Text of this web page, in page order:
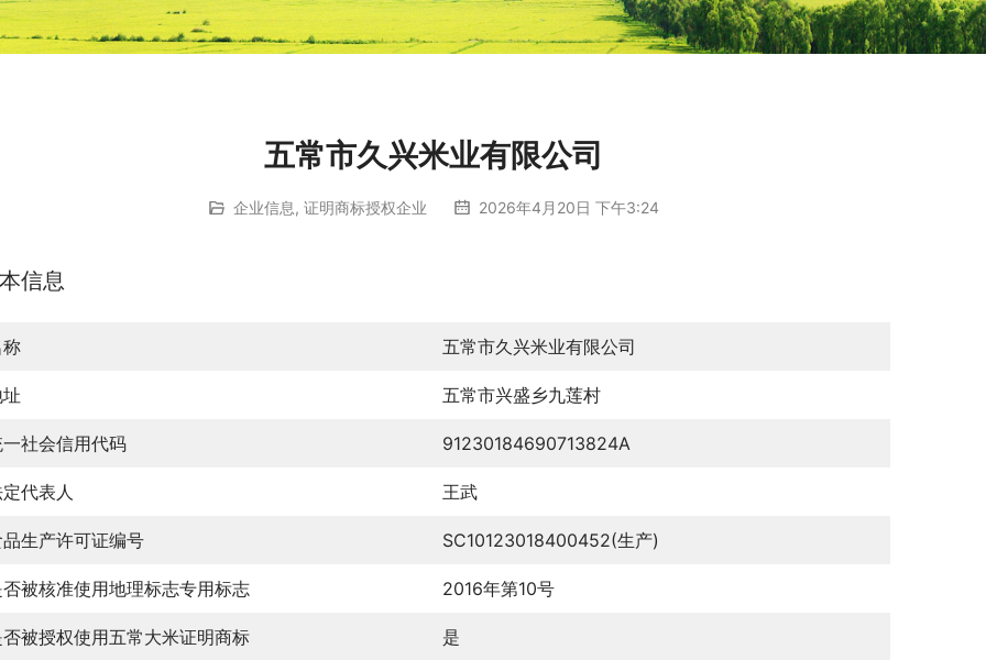
五常市久兴米业有限公司
企业信息, 证明商标授权企业 2026年4月20日 下午3:24
信息
五常市久兴米业有限公司
五常市兴盛乡九莲村
社会信用代码 91230184690713824A
代表人 王武
生产许可证编号 SC10123018400452(生产)
被核准使用地理标志专用标志 2016年第10号
被授权使用五常大米证明商标 是